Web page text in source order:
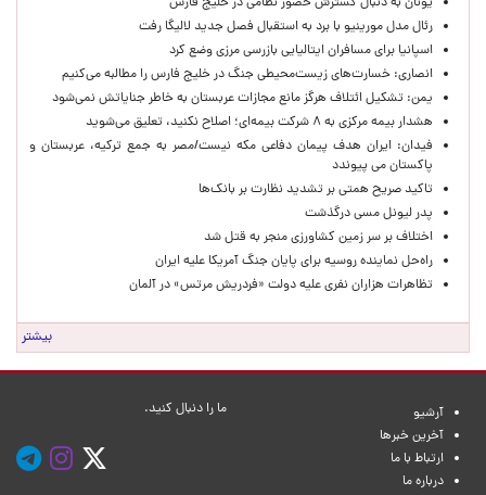
رئال مدل مورینیو با برد به استقبال فصل جدید لالیگا رفت
اسپانیا برای مسافران ایتالیایی بازرسی مرزی وضع کرد
انصاری: خسارت‌های زیست‌محیطی جنگ در خلیج فارس را مطالبه‌ می‌کنیم
یمن: تشکیل ائتلاف هرگز مانع مجازات عربستان به خاطر جنایاتش نمی‌شود
هشدار بیمه مرکزی به ۸ شرکت بیمه‌ای؛ اصلاح نکنید، تعلیق می‌شوید
فیدان: ایران هدف پیمان دفاعی مکه نیست/مصر به جمع ترکیه، عربستان و
پاکستان می پیوندد
تاکید صریح همتی بر تشدید نظارت بر بانک‌ها
پدر لیونل مسی درگذشت
اختلاف بر سر زمین کشاورزی منجر به قتل شد
راه‌حل نماینده روسیه برای پایان جنگ آمریکا علیه ایران
تظاهرات هزاران نفری علیه دولت «فردریش مرتس» در آلمان
بیشتر
آرشیو
آخرین خبرها
ارتباط با ما
درباره ما
ما را دنبال کنید.